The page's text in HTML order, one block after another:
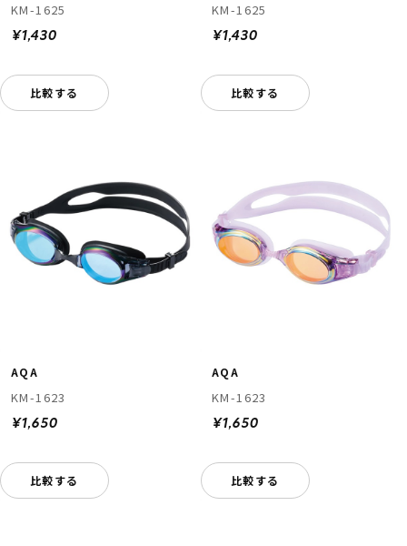
KM-1625
¥1,430
比較する
KM-1625
¥1,430
比較する
AQA
KM-1623
¥1,650
比較する
AQA
KM-1623
¥1,650
比較する